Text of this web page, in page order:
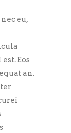
eu,
Eos
an.